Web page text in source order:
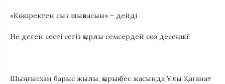
«Көкіректен сыз шықпасын» – дейді
Не деген сесті сегіз қырлы семсердей сөз десеңші!
Шыңғысхан барыс жылы, қырық бес жасында Ұлы Қағанат